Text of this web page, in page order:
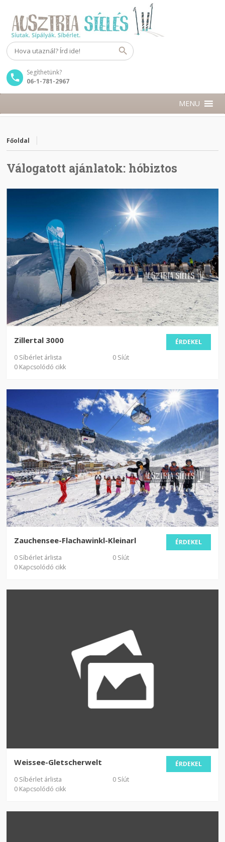
Segíthetünk?
06-1-781-2967
MENU
Főoldal
Válogatott ajánlatok: hóbiztos
ÉRDEKEL
Zillertal 3000
0 Síbérlet árlista
0 Síút
0 Kapcsolódó cikk
ÉRDEKEL
Zauchensee-Flachawinkl-Kleinarl
0 Síbérlet árlista
0 Síút
0 Kapcsolódó cikk
ÉRDEKEL
Weissee-Gletscherwelt
0 Síbérlet árlista
0 Síút
0 Kapcsolódó cikk